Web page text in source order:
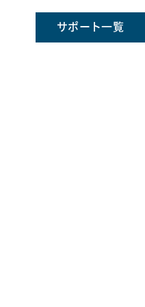
サポート一覧